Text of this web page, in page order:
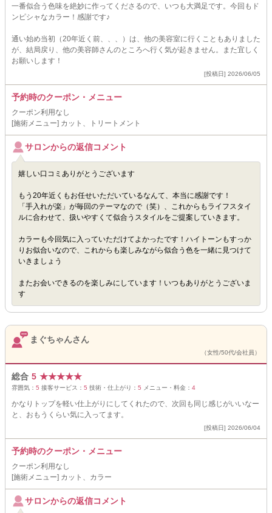
一番似合う色味を絶妙に作ってくださるので、いつも大満足です。今回もド
ンピシャなカラー！感謝です♪
通い始め当初（20年近く前、、、）は、他の美容室に行くこともありました
が、結局戻り、他の美容師さんのところへ行く気が起きません。また宜しく
お願いします！
[投稿日] 2026/06/05
予約時のクーポン・メニュー
クーポン利用なし
[施術メニュー] カット、トリートメント
サロンからの返信コメント
嬉しい口コミありがとうございます
もう20年近くもお任せいただいているなんて、本当に感謝です！
「手入れが楽」が毎回のテーマなので（笑）、これからもライフスタイ
ルに合わせて、扱いやすくて似合うスタイルをご提案していきます。
カラーも今回気に入っていただけてよかったです！ハイトーンもすっか
りお似合いなので、これからも楽しみながら似合う色を一緒に見つけて
いきましょう
またお会いできるのを楽しみにしています！いつもありがとうございま
す
まぐちゃんさん
（女性/50代/会社員）
総合 5 ★★★★★
雰囲気： 5 接客サービス： 5 技術・仕上がり： 5 メニュー・料金： 4
かなりトップを軽い仕上がりにしてくれたので、次回も同じ感じがいいなー
と、おもうくらい気に入ってます。
[投稿日] 2026/06/04
予約時のクーポン・メニュー
クーポン利用なし
[施術メニュー] カット、カラー
サロンからの返信コメント